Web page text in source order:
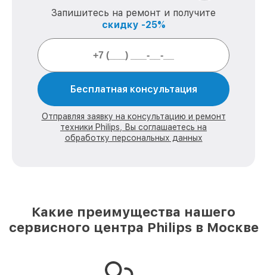
Запишитесь на ремонт и получите
скидку -25%
Бесплатная консультация
Отправляя заявку на консультацию и ремонт
техники Philips, Вы соглашаетесь на
обработку персональных данных
Какие преимущества нашего
сервисного центра Philips в Москве